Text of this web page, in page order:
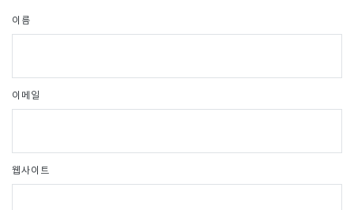
이름
이메일
웹사이트